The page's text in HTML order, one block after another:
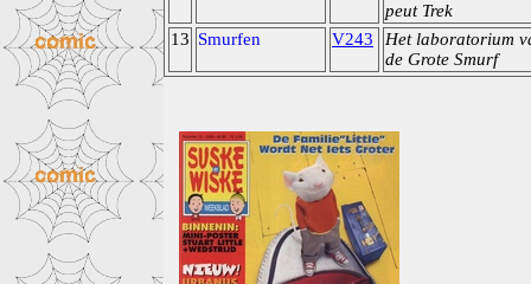
peut Trek
13 Smurfen V243
Het laboratorium
de Grote Smurf